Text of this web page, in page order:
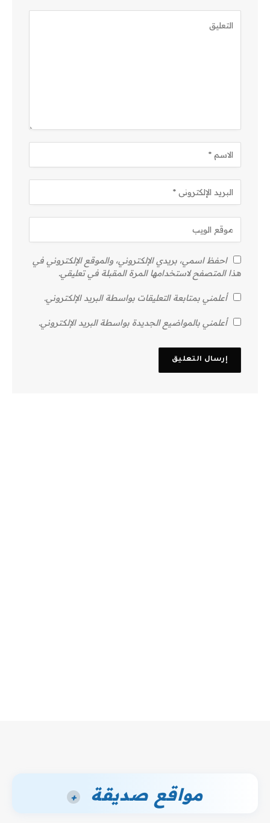
احفظ اسمي، بريدي الإلكتروني، والموقع الإلكتروني في
هذا المتصفح لاستخدامها المرة المقبلة في تعليقي.
أعلمني بمتابعة التعليقات بواسطة البريد الإلكتروني.
أعلمني بالمواضيع الجديدة بواسطة البريد الإلكتروني.
مواقع صديقة +